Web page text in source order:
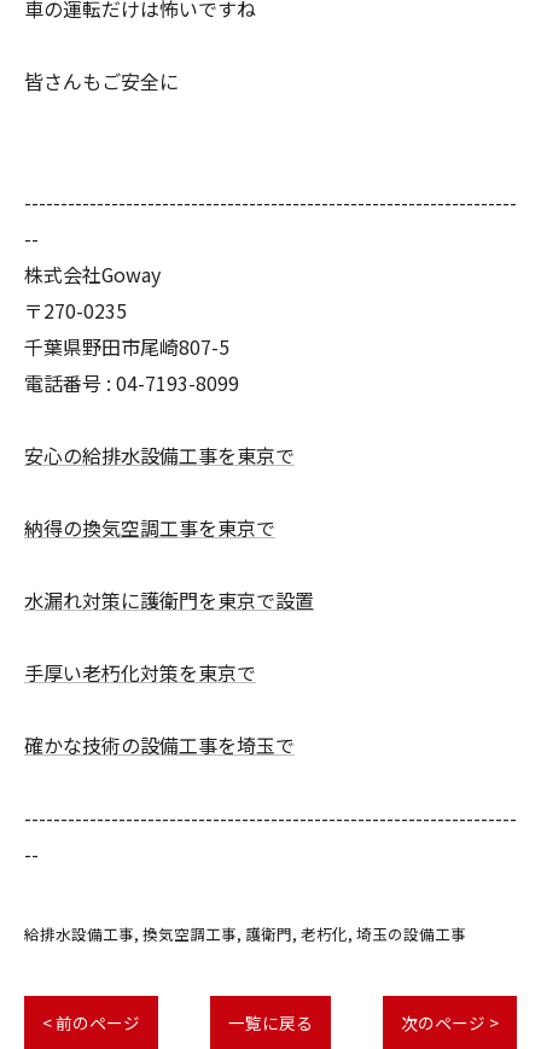
車の運転だけは怖いですね
皆さんもご安全に
--------------------------------------------------------------------
--
株式会社Goway
〒270-0235
千葉県野田市尾崎807-5
電話番号 : 04-7193-8099
安心の給排水設備工事を東京で
納得の換気空調工事を東京で
水漏れ対策に護衛門を東京で設置
手厚い老朽化対策を東京で
確かな技術の設備工事を埼玉で
--------------------------------------------------------------------
--
給排水設備工事 換気空調工事 護衛門 老朽化 埼玉の設備工事
< 前のページ 一覧に戻る 次のページ >